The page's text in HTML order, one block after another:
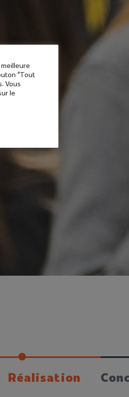
Réalisation
“Tout
Vous
le